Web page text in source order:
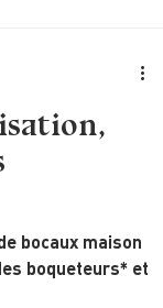
bocaux maison
boqueteurs* et